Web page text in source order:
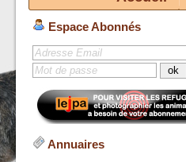
Espace Abonnés
Annuaires